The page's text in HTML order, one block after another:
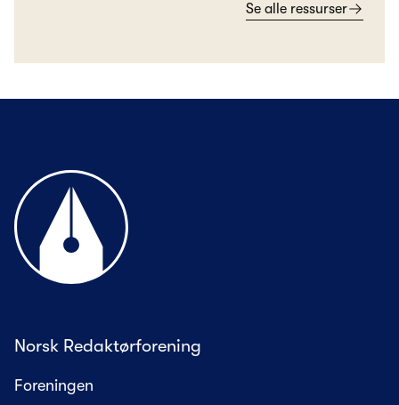
Se alle ressurser
Til forsiden
Norsk Redaktørforening
Foreningen